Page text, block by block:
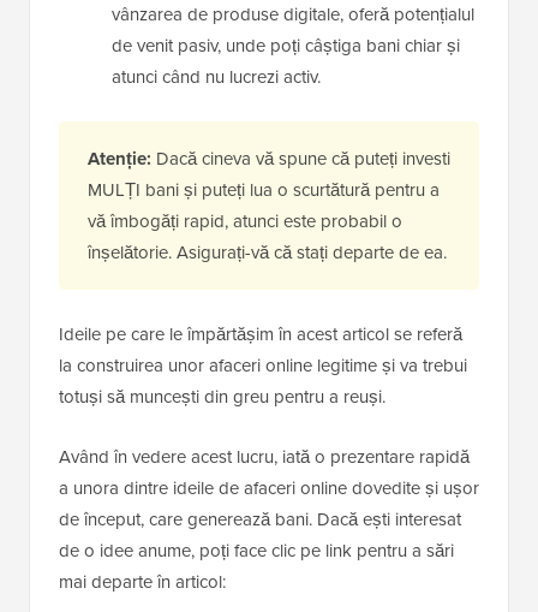
vânzarea de produse digitale, oferă potențialul
de venit pasiv, unde poți câștiga bani chiar și
atunci când nu lucrezi activ.
Atenție: Dacă cineva vă spune că puteți investi
MULȚI bani și puteți lua o scurtătură pentru a
vă îmbogăți rapid, atunci este probabil o
înșelătorie. Asigurați-vă că stați departe de ea.
Ideile pe care le împărtășim în acest articol se referă
la construirea unor afaceri online legitime și va trebui
totuși să muncești din greu pentru a reuși.
Având în vedere acest lucru, iată o prezentare rapidă
a unora dintre ideile de afaceri online dovedite și ușor
de început, care generează bani. Dacă ești interesat
de o idee anume, poți face clic pe link pentru a sări
mai departe în articol: